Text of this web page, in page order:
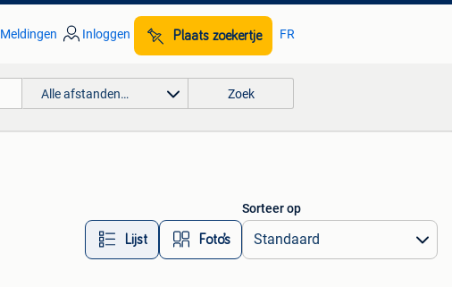
Meldingen Inloggen Plaats zoekertje FR
Alle afstanden… Zoek
Lijst Foto’s
Sorteer op